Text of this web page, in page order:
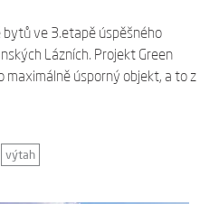
bytů ve 3.etapě úspěšného
Lázních. Projekt Green
maximálně úsporný objekt, a to z
výtah